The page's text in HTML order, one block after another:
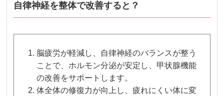
自律神経を整体で改善すると？
脳疲労が軽減し、自律神経のバランスが整う
ことで、ホルモン分泌が安定し、甲状腺機能
の改善をサポートします。
体全体の修復力が向上し、疲れにくい体に変